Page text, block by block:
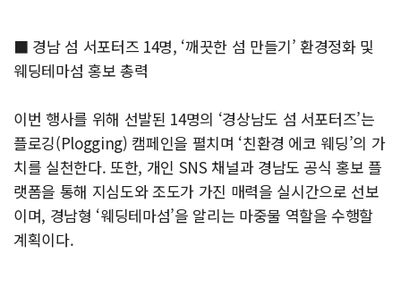
■ 경남 섬 서포터즈 14명, ‘깨끗한 섬 만들기’ 환경정화 및
웨딩테마섬 홍보 총력
이번 행사를 위해 선발된 14명의 ‘경상남도 섬 서포터즈’는
플로깅(Plogging) 캠페인을 펼치며 ‘친환경 에코 웨딩’의 가
치를 실천한다. 또한, 개인 SNS 채널과 경남도 공식 홍보 플
랫폼을 통해 지심도와 조도가 가진 매력을 실시간으로 선보
이며, 경남형 ‘웨딩테마섬’을 알리는 마중물 역할을 수행할
계획이다.